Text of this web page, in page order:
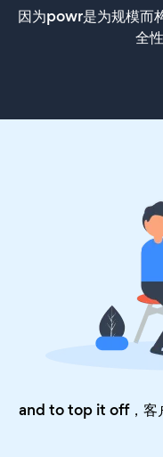
因为powr是为规模而
全
and to top it off，客